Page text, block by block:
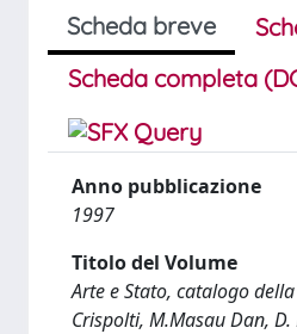
Scheda breve
Scheda completa
Anno pubblicazione
1997
Titolo del Volume
Arte e Stato, catalogo
Crispolti, M.Masau Dan, D.